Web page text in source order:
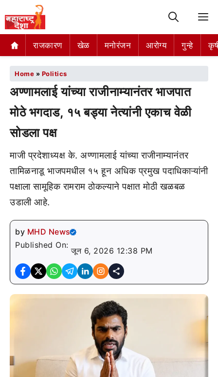
राजकारण खेळ मनोरंजन आरोग्य गुन्हे
Home » Politics
अण्णामलाई यांच्या राजीनाम्यानंतर भाजपात
मोठे भगदाड, १५ बड्या नेत्यांनी एकाच वेळी
सोडला पक्ष
माजी प्रदेशाध्यक्ष के. अण्णामलाई यांच्या राजीनाम्यानंतर
तामिळनाडू भाजपमधील १५ हून अधिक प्रमुख पदाधिकाऱ्यांनी
पक्षाला सामूहिक रामराम ठोकल्याने पक्षात मोठी खळबळ
उडाली आहे.
by MHD News
Published On:
जून 6, 2026 12:38 PM